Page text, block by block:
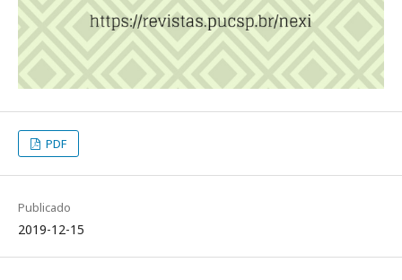
PDF
Publicado
2019-12-15